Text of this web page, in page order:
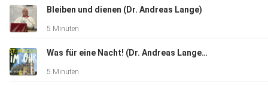
Bleiben und dienen (Dr. Andreas Lange)
5 Minuten
Was für eine Nacht! (Dr. Andreas Lange, Frank Schreiber, Kantorei St. Nicolai, Orchester)
5 Minuten